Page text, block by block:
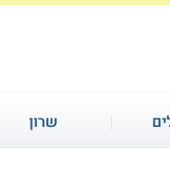
שרון